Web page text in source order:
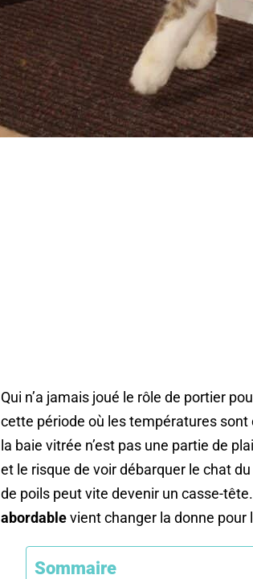
Qui n’a jamais joué le rôle de portier
cette période où les températures
la baie vitrée n’est pas une partie de
et le risque de voir débarquer le chat
de poils peut vite devenir un casse-
abordablevient changer la donne
Sommaire